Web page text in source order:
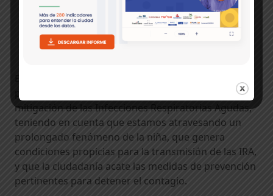
mitigación de las Infecciones Respiratorias Agudas,
teniendo en cuenta que estamos atravesando un
prolongado fenómeno de la niña, que genera
condiciones propicias para la transmisión de las IRA,
y que la ciudadanía acate las medidas de prevención
pertinentes para detener el contagio.